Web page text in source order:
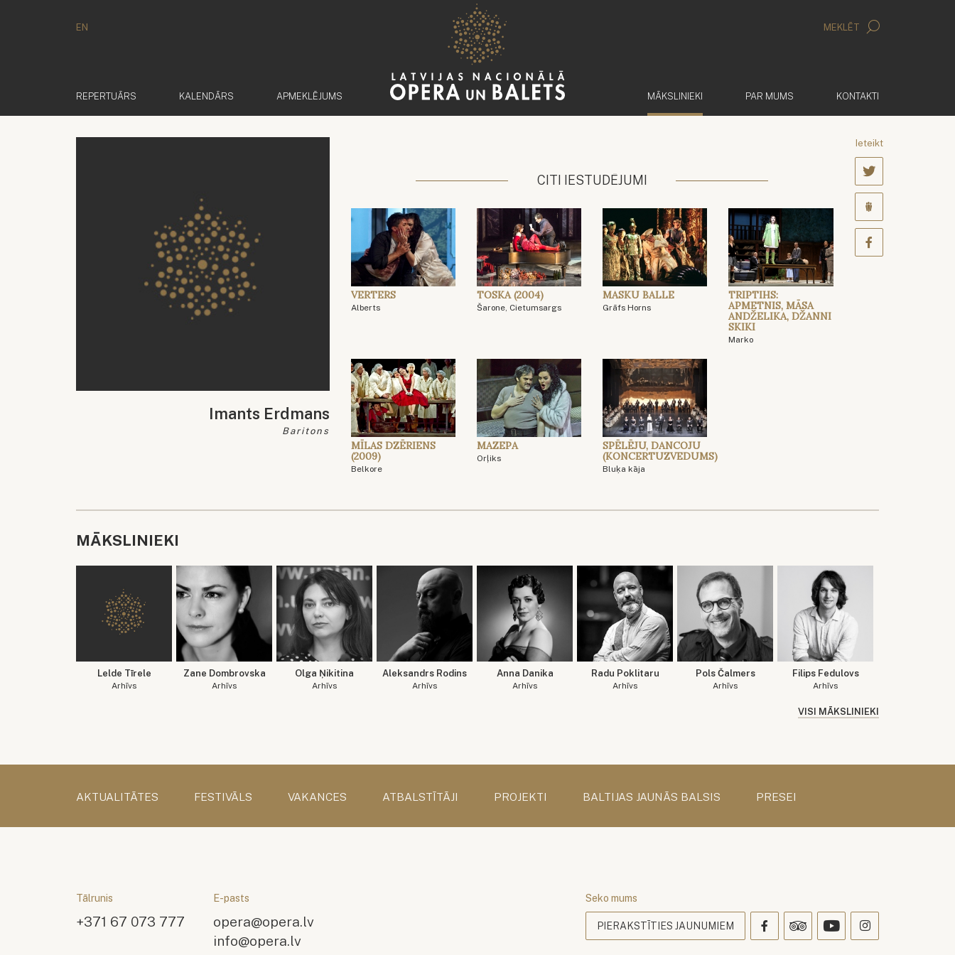
EN MEKLĒT
REPERTUĀRS KALENDĀRS APMEKLĒJUMS MĀKSLINIEKI PAR MUMS KONTAKTI
Imants Erdmans
Baritons
CITI IESTUDĒJUMI
VERTERS
Alberts
TOSKA (2004)
Šarone, Cietumsargs
MASKU BALLE
Grāfs Horns
TRIPTIHS:
APMETNIS, MĀSA
ANDŽELIKA, DŽANNI
SKIKI
Marko
MĪLAS DZĒRIENS
(2009)
Belkore
MAZEPA
Orļiks
SPĒLĒJU, DANCOJU
(KONCERTUZVEDUMS)
Bluķa kāja
Ieteikt
MĀKSLINIEKI
Lelde Tīrele
Arhīvs
Zane Dombrovska
Arhīvs
Olga Ņikitina
Arhīvs
Aleksandrs Rodins
Arhīvs
Anna Danika
Arhīvs
Radu Poklitaru
Arhīvs
Pols Čalmers
Arhīvs
Filips Fedulovs
Arhīvs
VISI MĀKSLINIEKI
AKTUALITĀTES FESTIVĀLS VAKANCES ATBALSTĪTĀJI PROJEKTI BALTIJAS JAUNĀS BALSIS PRESEI
Tālrunis
+371 67 073 777
E-pasts
opera@opera.lv
info@opera.lv
Seko mums
PIERAKSTĪTIES JAUNUMIEM